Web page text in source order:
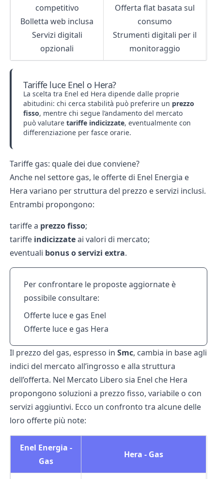
competitivo
Bolletta web inclusa
Servizi digitali
opzionali
Offerta flat basata sul
consumo
Strumenti digitali per il
monitoraggio
Tariffe luce Enel o Hera?
La scelta tra Enel ed Hera dipende dalle proprie
abitudini: chi cerca stabilità può preferire un prezzo
fisso, mentre chi segue l’andamento del mercato
può valutare tariffe indicizzate, eventualmente con
differenziazione per fasce orarie.
Tariffe gas: quale dei due conviene?
Anche nel settore gas, le offerte di Enel Energia e
Hera variano per struttura del prezzo e servizi inclusi.
Entrambi propongono:
tariffe a prezzo fisso;
tariffe indicizzateai valori di mercato;
eventuali bonus o servizi extra.
Per confrontare le proposte aggiornate è
possibile consultare:
Offerte luce e gas Enel
Offerte luce e gas Hera
Il prezzo del gas, espresso in Smc, cambia in base agli
indici del mercato all’ingrosso e alla struttura
dell’offerta. Nel Mercato Libero sia Enel che Hera
propongono soluzioni a prezzo fisso, variabile o con
servizi aggiuntivi. Ecco un confronto tra alcune delle
loro offerte più note:
Enel Energia -
Gas
Hera - Gas